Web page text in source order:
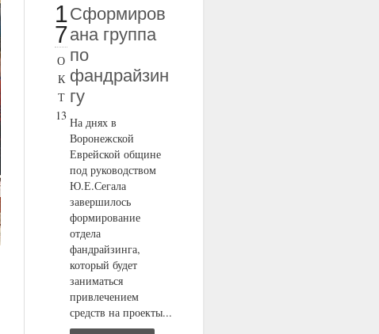
1
7
О
К
Т
13
Сформиров
ана группа
по
фандрайзин
гу
На днях в
Воронежской
Еврейской общине
под руководством
Ю.Е.Сегала
завершилось
формирование
отдела
фандрайзинга,
который будет
заниматься
привлечением
средств на проекты...